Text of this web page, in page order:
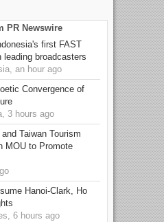
PR Newswire
first FAST
leading broadcasters
an hour ago
Convergence of
3 hours ago
Taiwan Tourism
MOU to Promote
Hanoi-Clark, Ho
6 hours ago